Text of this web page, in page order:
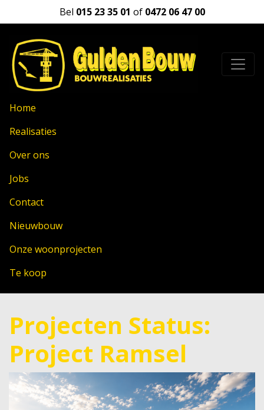
Bel 015 23 35 01 of 0472 06 47 00
Home
Realisaties
Over ons
Jobs
Contact
Nieuwbouw
Onze woonprojecten
Te koop
Projecten Status:
Project Ramsel